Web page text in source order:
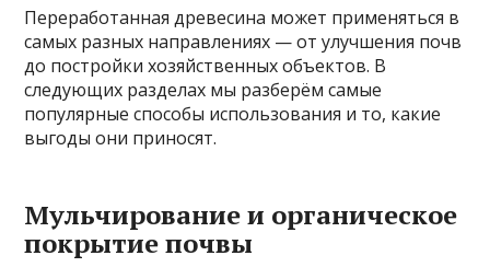
Переработанная древесина может применяться в
самых разных направлениях — от улучшения почв
до постройки хозяйственных объектов. В
следующих разделах мы разберём самые
популярные способы использования и то, какие
выгоды они приносят.
Мульчирование и органическое
покрытие почвы